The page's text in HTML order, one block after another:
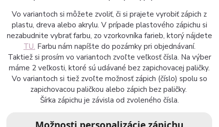
Vo variantoch si môžete zvoliť, či si prajete vyrobiť zápich z
plastu, dreva alebo akrylu. V prípade plastového zápichu si
nezabudnite vybrať farbu, zo vzorkovníka farieb, ktorý nájdete
TU. Farbu nám napíšte do pozámky pri objednávaní.
Taktiež si prosím vo variantoch zvoľte veľkosť čísla. Na výber
máme 2 veľkosti, ktoré sú udávané bez zapichovacej paličky.
Vo variantoch si tiež zvoľte možnosť zápich (číslo) spolu so
zapichovacou paličkou alebo zápich bez paličky.
Šírka zápichu je závisla od zvoleného čísla.